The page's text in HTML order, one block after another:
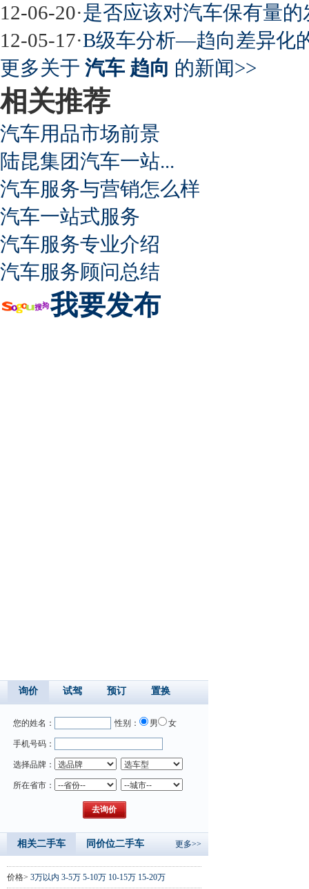
12-06-20·是否应该对汽车保有量
12-05-17·B级车分析—趋向差异化
更多关于 汽车 趋向 的新闻>>
相关推荐
汽车用品市场前景
陆昆集团汽车一站...
汽车服务与营销怎么样
汽车一站式服务
汽车服务专业介绍
汽车服务顾问总结
我要发布
询价 试驾 预订 置换
您的姓名： 性别： 男 女
手机号码：
选择品牌：
所在省市：
相关二手车 同价位二手车 更多>>
价格> 3万以内 3-5万 5-10万 10-15万 15-20万